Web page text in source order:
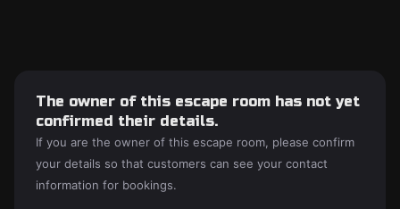
The owner of this escape room has not yet
confirmed their details.
If you are the owner of this escape room, please confirm
your details so that customers can see your contact
information for bookings.